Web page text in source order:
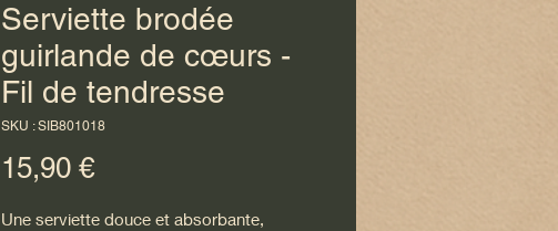
Serviette brodée
guirlande de cœurs -
Fil de tendresse
SKU : SIB801018
15,90 €Prix
Une serviette douce et absorbante,